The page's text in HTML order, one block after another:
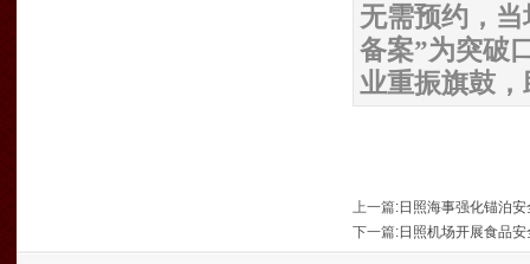
无需预约，
备案”为突破
业重振旗鼓
上一篇:日照海事强化锚泊
下一篇:日照机场开展食品